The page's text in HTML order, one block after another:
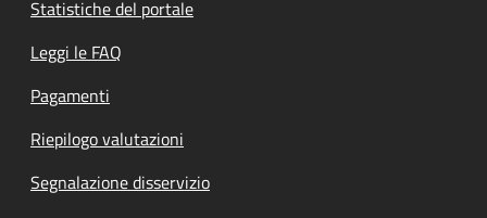
Statistiche del portale
Leggi le FAQ
Pagamenti
Riepilogo valutazioni
Segnalazione disservizio